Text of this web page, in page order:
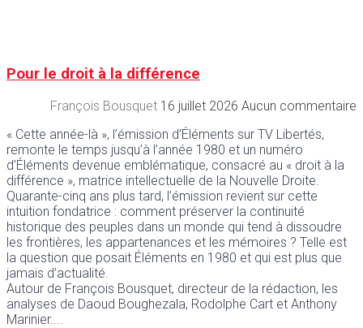
Pour le droit à la différence
François Bousquet 16 juillet 2026 Aucun commentaire
« Cette année-là », l’émission d’Éléments sur TV Libertés,
remonte le temps jusqu’à l’année 1980 et un numéro
d’Éléments devenue emblématique, consacré au « droit à la
différence », matrice intellectuelle de la Nouvelle Droite.
Quarante-cinq ans plus tard, l’émission revient sur cette
intuition fondatrice : comment préserver la continuité
historique des peuples dans un monde qui tend à dissoudre
les frontières, les appartenances et les mémoires ? Telle est
la question que posait Éléments en 1980 et qui est plus que
jamais d’actualité.
Autour de François Bousquet, directeur de la rédaction, les
analyses de Daoud Boughezala, Rodolphe Cart et Anthony
Marinier.